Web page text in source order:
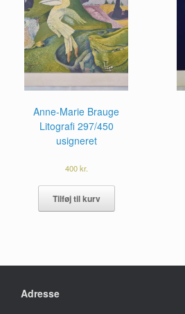
Anne-Marie Brauge
Litografi 297/450
usigneret
400kr.
Tilføj til kurv
Adresse